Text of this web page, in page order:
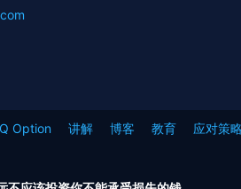
Option 讲解 博客 教育
应对策